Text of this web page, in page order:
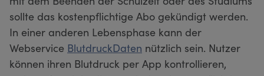
sollte das kostenpflichtige Abo gekündigt werden.
In einer anderen Lebensphase kann der
Webservice BlutdruckDaten nützlich sein. Nutzer
können ihren Blutdruck per App kontrollieren,